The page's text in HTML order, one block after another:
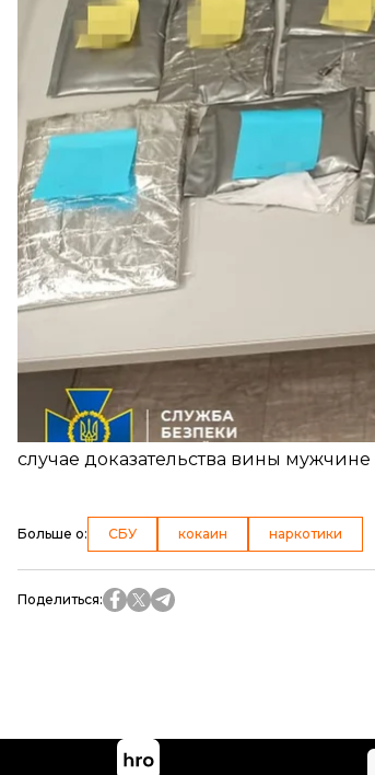
Наркотики у него нашли в личных
оно подтвердило, что обнаруженное
миллиона гривен.
Сейчас иностранца задержали. Ему
случае доказательства вины
Больше о: СБУ кокаин наркотики
Поделиться: